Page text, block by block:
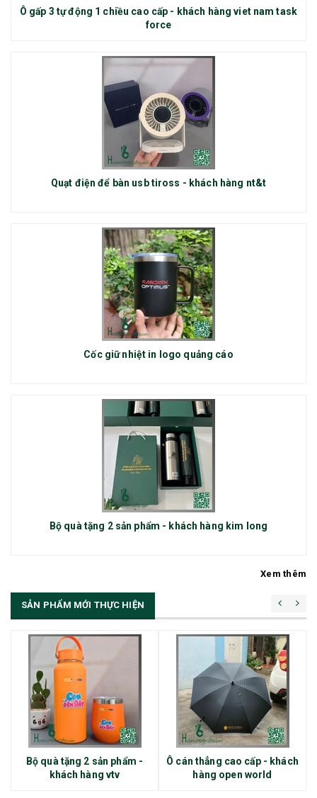
Ô gấp 3 tự động 1 chiều cao cấp - khách hàng viet nam task
force
Quạt điện để bàn usb tiross - khách hàng nt&t
Cốc giữ nhiệt in logo quảng cáo
Bộ quà tặng 2 sản phẩm - khách hàng kim long
Xem thêm
SẢN PHẨM MỚI THỰC HIỆN
Bộ quà tặng 2 sản phẩm -
khách hàng vtv
Ô cán thẳng cao cấp - khách
hàng open world